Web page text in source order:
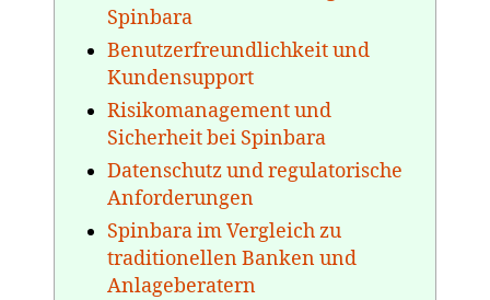
Spinbara
Benutzerfreundlichkeit und
Kundensupport
Risikomanagement und
Sicherheit bei Spinbara
Datenschutz und regulatorische
Anforderungen
Spinbara im Vergleich zu
traditionellen Banken und
Anlageberatern